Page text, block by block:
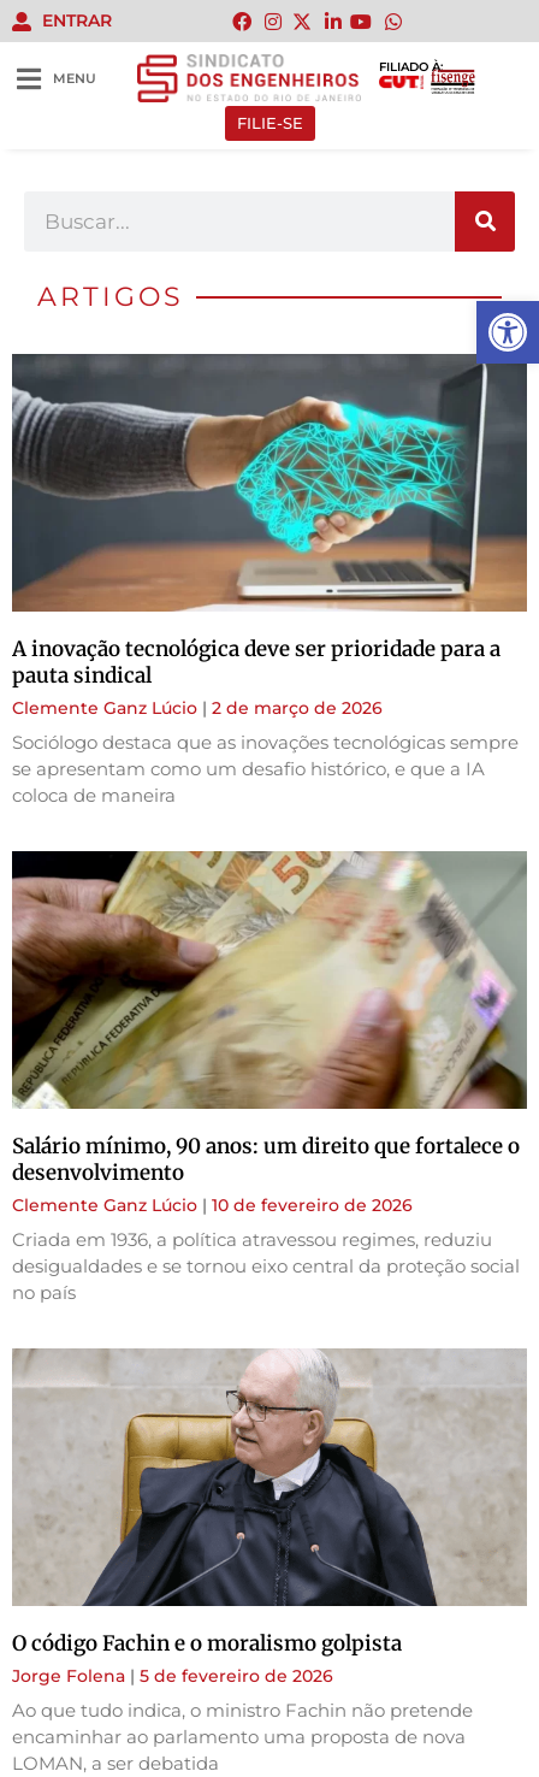
Abrir
ENTRAR
MENU
FILIADO À:
FILIE-SE
ARTIGOS
A inovação tecnológica deve ser prioridade para a
pauta sindical
Clemente Ganz Lúcio 2 de março de 2026
Sociólogo destaca que as inovações tecnológicas sempre
se apresentam como um desafio histórico, e que a IA
coloca de maneira
Salário mínimo, 90 anos: um direito que fortalece o
desenvolvimento
Clemente Ganz Lúcio 10 de fevereiro de 2026
Criada em 1936, a política atravessou regimes, reduziu
desigualdades e se tornou eixo central da proteção social
no país
O código Fachin e o moralismo golpista
Jorge Folena 5 de fevereiro de 2026
Ao que tudo indica, o ministro Fachin não pretende
encaminhar ao parlamento uma proposta de nova
LOMAN, a ser debatida